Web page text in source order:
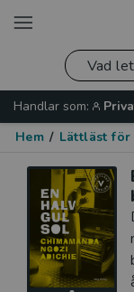
Handlar som:
Hem / Lättläst för